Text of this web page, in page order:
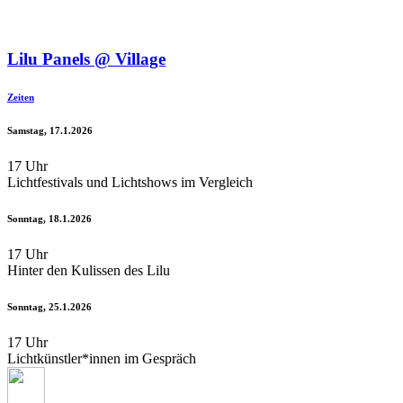
Lilu Panels @ Village
Zeiten
Samstag, 17.1.2026
17 Uhr
Lichtfestivals und Lichtshows im Vergleich
Sonntag, 18.1.2026
17 Uhr
Hinter den Kulissen des Lilu
Sonntag, 25.1.2026
17 Uhr
Lichtkünstler*innen im Gespräch